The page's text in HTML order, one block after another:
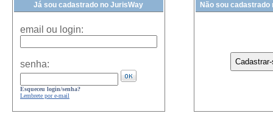
Já sou cadastrado no JurisWay
email ou login:
senha:
Esqueceu login/senha?
Lembrete por e-mail
Não sou cadastrado